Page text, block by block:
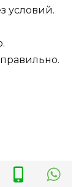
условий.